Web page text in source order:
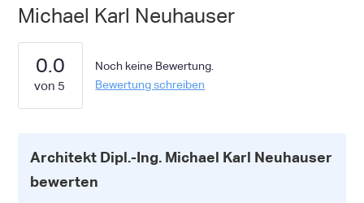
Michael Karl Neuhauser
0.0
Noch keine Bewertung.
Bewertung schreiben
Architekt Dipl.-Ing. Michael Karl Neuhauser
bewerten